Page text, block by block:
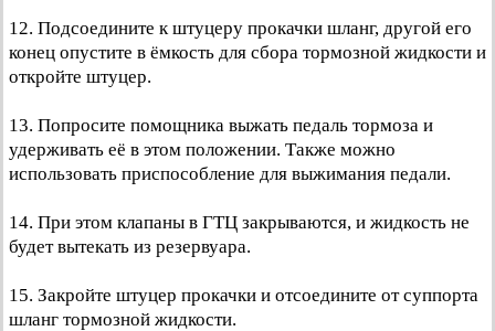
12. Подсоедините к штуцеру прокачки шланг, другой его
конец опустите в ёмкость для сбора тормозной жидкости и
откройте штуцер.
13. Попросите помощника выжать педаль тормоза и
удерживать её в этом положении. Также можно
использовать приспособление для выжимания педали.
14. При этом клапаны в ГТЦ закрываются, и жидкость не
будет вытекать из резервуара.
15. Закройте штуцер прокачки и отсоедините от суппорта
шланг тормозной жидкости.